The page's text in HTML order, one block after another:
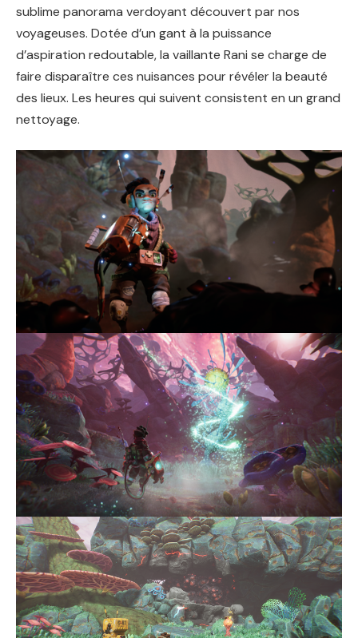
sublime panorama verdoyant découvert par nos
voyageuses. Dotée d’un gant à la puissance
d’aspiration redoutable, la vaillante Rani se charge de
faire disparaître ces nuisances pour révéler la beauté
des lieux. Les heures qui suivent consistent en un grand
nettoyage.